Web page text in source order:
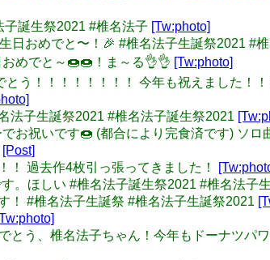
誕生祭2021 #椎名法子 [Tw:photo]
おめでと〜！🎉 #椎名法子生誕祭2021 #
めでと～🍩🍩！ま～る👌👌 [Tw:photo]
う！！！！！！！！ 今年も祝えました！
法子生誕祭2021 #椎名法子誕生祭2021
お祝いです🍩 (都合により完食済です) ソ
[Post]
！ 過去作4枚引っ張ってきました！
。ほしい #椎名法子誕生祭2021 #椎名法子
！ #椎名法子生誕祭 #椎名法子生誕祭2021
とう、椎名法子ちゃん！今年もドーナツパ